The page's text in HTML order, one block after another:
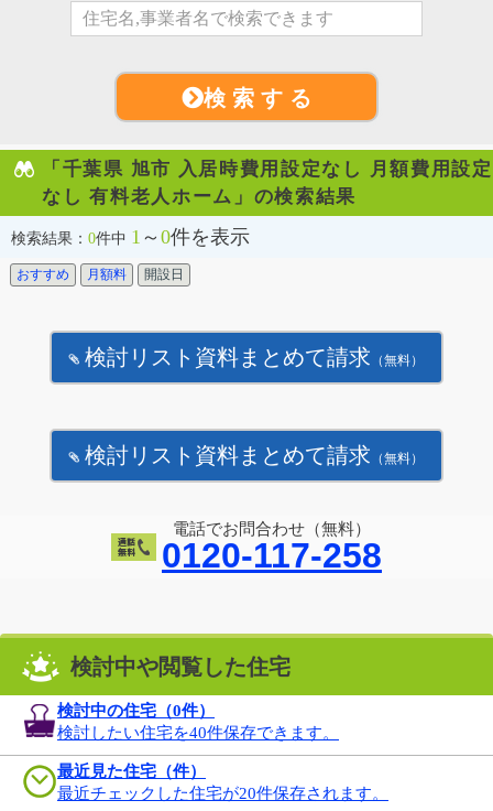
検 索 す る
「千葉県 旭市 入居時費用設定なし 月額費用設定
なし 有料老人ホーム」の検索結果
検索結果： 0件中 1 ～ 0件を表示
おすすめ 月額料 開設日
検討リスト資料まとめて請求 （無料）
検討リスト資料まとめて請求 （無料）
電話でお問合わせ（無料）
0120-117-258
検討中や閲覧した住宅
検討中の住宅（0件）
検討したい住宅を40件保存できます。
最近見た住宅（件）
最近チェックした住宅が20件保存されます。